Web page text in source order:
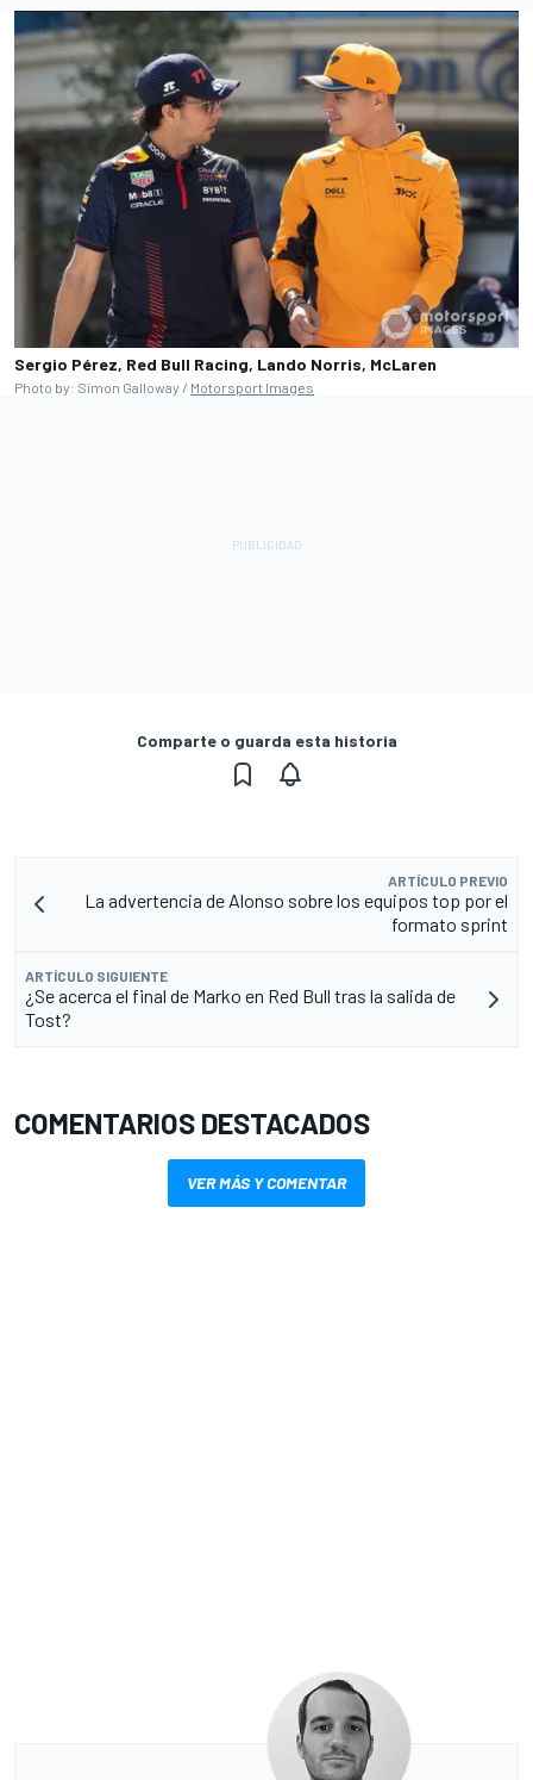
Sergio Pérez, Red Bull Racing, Lando Norris, McLaren
Photo by: Simon Galloway / Motorsport Images
Comparte o guarda esta historia
ARTÍCULO PREVIO
La advertencia de Alonso sobre los equipos top por el
formato sprint
ARTÍCULO SIGUIENTE
¿Se acerca el final de Marko en Red Bull tras la salida de
Tost?
COMENTARIOS DESTACADOS
VER MÁS Y COMENTAR